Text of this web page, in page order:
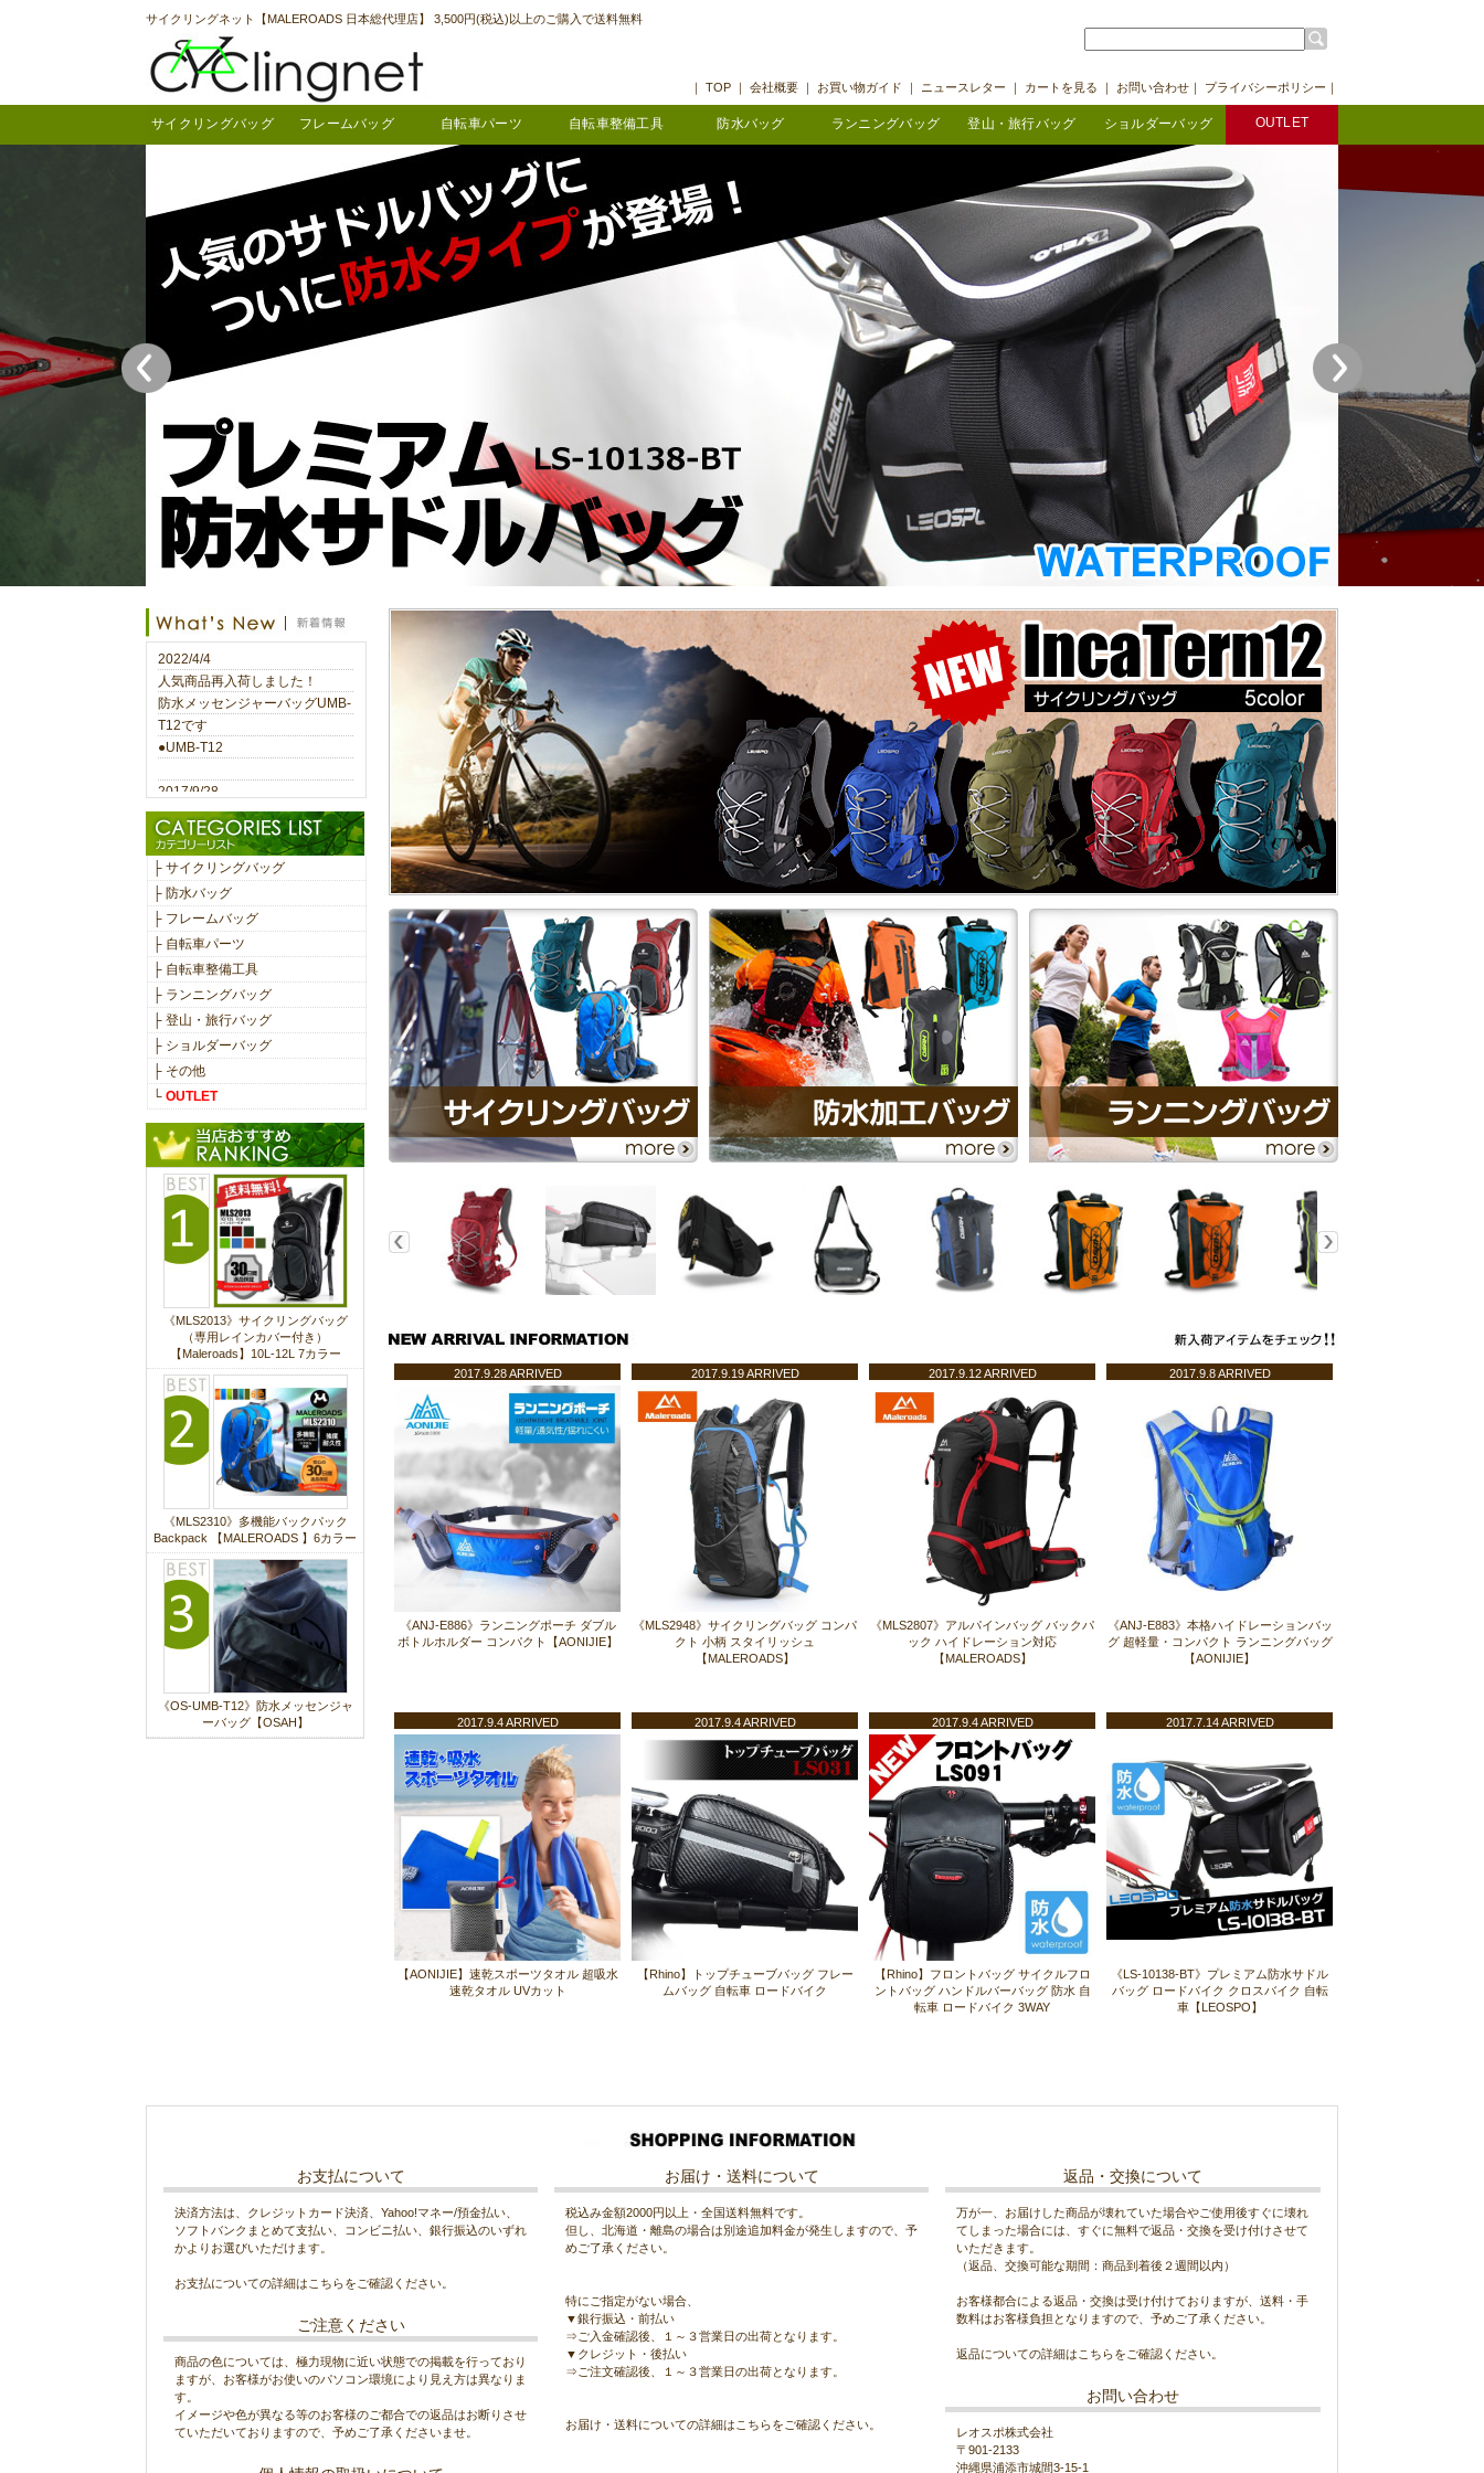
サイクリングネット【MALEROADS 日本総代理店】 3,500円(税込)以上のご購入で送料無料
｜ TOP ｜ 会社概要 ｜ お買い物ガイド ｜ ニュースレター ｜ カートを見る ｜ お問い合わせ ｜ プライバシーポリシー ｜
サイクリングバッグ フレームバッグ 自転車パーツ 自転車整備工具 防水バッグ ランニングバッグ 登山・旅行バッグ ショルダーバッグ OUTLET
2022/4/4
人気商品再入荷しました！
防水メッセンジャーバッグUMB-
T12です
●UMB-T12
2017/9/28
新商品入荷しました！
ランニングポーチです
●ANJ-E886
2017/9/19
新商品入荷しました！
サイクリングバッグです
● MLS2948
2017/9/12
新商品入荷しました！
アルパインバッグです
MLS2807
2017/9/8
新商品入荷しました！
ベストタイプのランニングバッ
グです
ANJ-E883
2017/9/4
新商品入荷しました！
人気のスポーツタオルです
ANJ-E4071
自転車フレームバッグです
●LS031
LS091
2017/8/30
新商品入荷しました！
アームバンド 2サイズです
MLS8806-M
2017/8/8
新商品入荷しました！
大型サドルバッグです。
LS510
2017/7/26
防水バッグに新商品入荷しまし
た！
OS-Y14605
●OS-P14404
2017/5/25
月末ウルトラセール開催！
当店全商品対象10%OFF
お見逃しなく！
2017/5/16
新商品入荷しました！
MLS2782
MLS2345
新商品入荷しました！
├ サイクリングバッグ
├ 防水バッグ
├ フレームバッグ
├ 自転車パーツ
├ 自転車整備工具
├ ランニングバッグ
├ 登山・旅行バッグ
├ ショルダーバッグ
├ その他
└ OUTLET
《MLS2013》サイクリングバッグ
（専用レインカバー付き）
【Maleroads】10L-12L 7カラー
《MLS2310》多機能バックパック
Backpack 【MALEROADS 】6カラー
《OS-UMB-T12》防水メッセンジャ
ーバッグ【OSAH】
2017.9.28 ARRIVED
《ANJ-E886》ランニングポーチ ダブル
ボトルホルダー コンパクト【AONIJIE】
2017.9.19 ARRIVED
《MLS2948》サイクリングバッグ コンパ
クト 小柄 スタイリッシュ
【MALEROADS】
2017.9.12 ARRIVED
《MLS2807》アルパインバッグ バックパ
ック ハイドレーション対応
【MALEROADS】
2017.9.8 ARRIVED
《ANJ-E883》本格ハイドレーションバッ
グ 超軽量・コンパクト ランニングバッグ
【AONIJIE】
2017.9.4 ARRIVED
【AONIJIE】速乾スポーツタオル 超吸水
速乾タオル UVカット
2017.9.4 ARRIVED
【Rhino】トップチューブバッグ フレー
ムバッグ 自転車 ロードバイク
2017.9.4 ARRIVED
【Rhino】フロントバッグ サイクルフロ
ントバッグ ハンドルバーバッグ 防水 自
転車 ロードバイク 3WAY
2017.7.14 ARRIVED
《LS-10138-BT》プレミアム防水サドル
バッグ ロードバイク クロスバイク 自転
車【LEOSPO】
お支払について
決済方法は、クレジットカード決済、Yahoo!マネー/預金払い、
ソフトバンクまとめて支払い、コンビニ払い、銀行振込のいずれ
かよりお選びいただけます。
お支払についての詳細は こちらをご確認ください。
ご注意ください
商品の色については、極力現物に近い状態での掲載を行っており
ますが、お客様がお使いのパソコン環境により見え方は異なりま
す。
イメージや色が異なる等のお客様のご都合での返品はお断りさせ
ていただいておりますので、予めご了承くださいませ。
お届け・送料について
税込み金額2000円以上・全国送料無料です。
但し、北海道・離島の場合は別途追加料金が発生しますので、予
めご了承ください。
特にご指定がない場合、
▼銀行振込・前払い
⇒ご入金確認後、１～３営業日の出荷となります。
▼クレジット・後払い
⇒ご注文確認後、１～３営業日の出荷となります。
お届け・送料についての詳細は こちらをご確認ください。
返品・交換について
万が一、お届けした商品が壊れていた場合やご使用後すぐに壊れ
てしまった場合には、すぐに無料で返品・交換を受け付けさせて
いただきます。
（返品、交換可能な期間：商品到着後２週間以内）
お客様都合による返品・交換は受け付けておりますが、送料・手
数料はお客様負担となりますので、予めご了承ください。
返品についての詳細は こちらをご確認ください。
お問い合わせ
レオスポ株式会社
〒901-2133
沖縄県浦添市城間3-15-1